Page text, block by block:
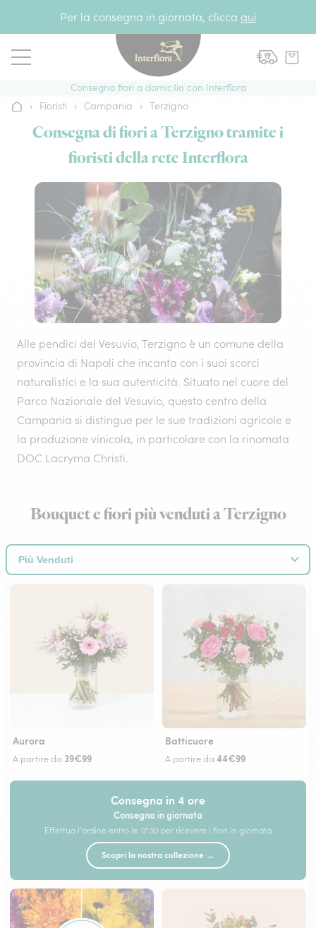
Per la consegna in giornata, clicca qui
Consegna fiori a domicilio con Interflora
Home› Fioristi › Campania › Terzigno
Consegna di fiori a Terzigno tramite i
fioristi della rete Interflora
Alle pendici del Vesuvio, Terzigno è un comune della
provincia di Napoli che incanta con i suoi scorci
naturalistici e la sua autenticità. Situato nel cuore del
Parco Nazionale del Vesuvio, questo centro della
Campania si distingue per le sue tradizioni agricole e
la produzione vinicola, in particolare con la rinomata
DOC Lacryma Christi.
Bouquet e fiori più venduti a Terzigno
Aurora
A partire da 39€99
Batticuore
A partire da 44€99
Consegna in 4 ore
Consegna in giornata
Effettua l'ordine entro le 17:30 per ricevere i fiori in giornata
Scopri la nostra collezione →